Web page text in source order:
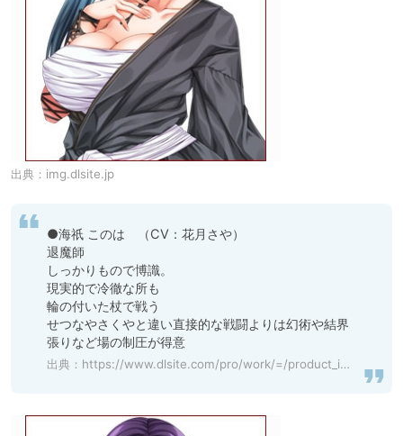
出典： img.dlsite.jp
●海祇 このは　（CV：花月さや）
退魔師
しっかりもので博識。
現実的で冷徹な所も
輪の付いた杖で戦う
せつなやさくやと違い直接的な戦闘よりは幻術や結界
張りなど場の制圧が得意
出典： https://www.dlsite.com/pro/work/=/product_id/VJ01002473.html